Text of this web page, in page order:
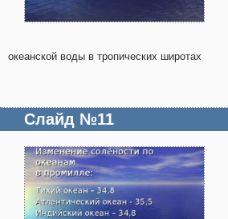
океанской воды в тропических широтах
Слайд №11